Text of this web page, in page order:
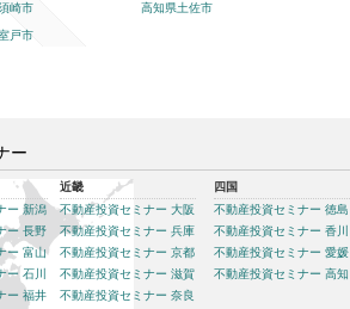
崎市 高知県土佐市
戸市
ー
ー 新潟
ー 長野
ー 富山
ー 石川
ー 福井
近畿
不動産投資セミナー 大阪
不動産投資セミナー 兵庫
不動産投資セミナー 京都
不動産投資セミナー 滋賀
不動産投資セミナー 奈良
四国
不動産投資セミナー 徳島
不動産投資セミナー 香川
不動産投資セミナー 愛媛
不動産投資セミナー 高知